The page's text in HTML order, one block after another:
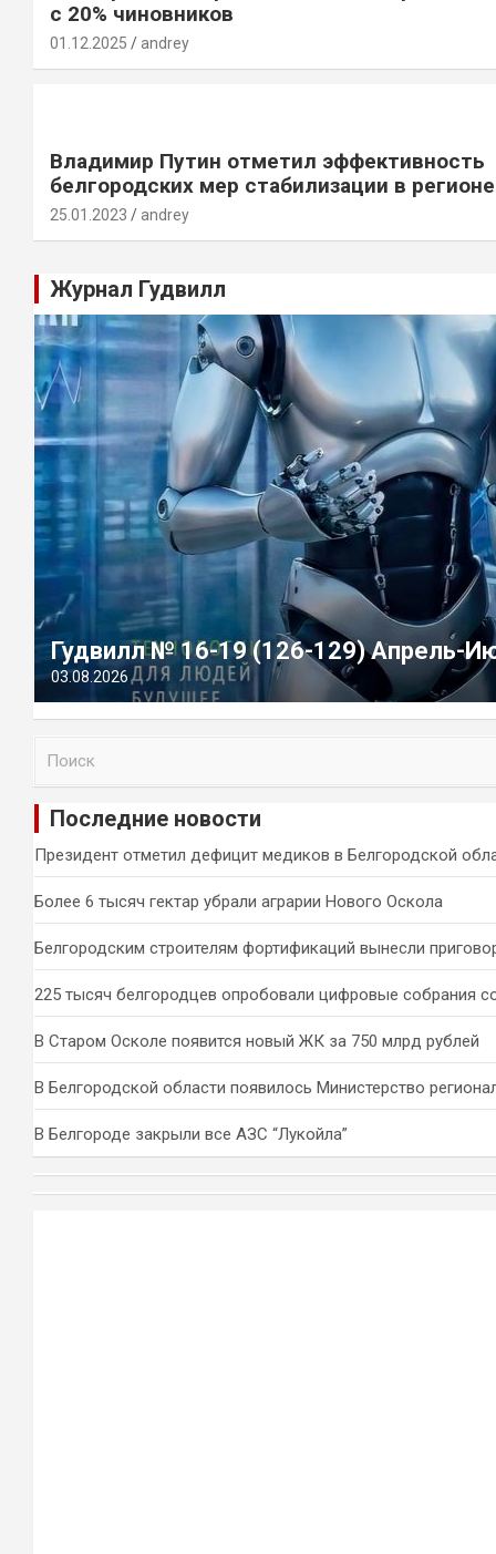
с 20% чиновников
01.12.2025 andrey
Владимир Путин отметил эффективность
белгородских мер стабилизации в регионе
25.01.2023 andrey
Журнал Гудвилл
Гудвилл № 16-19 (126-129) Апрель-
03.08.2026
и
Последние новости
Президент отметил дефицит медиков в Белгородской
Более 6 тысяч гектар убрали аграрии Нового Оскола
Белгородским строителям фортификаций вынесли
225 тысяч белгородцев опробовали цифровые собрания
В Старом Осколе появится новый ЖК за 750 млрд рублей
В Белгородской области появилось Министерство
В Белгороде закрыли все АЗС “Лукойла”